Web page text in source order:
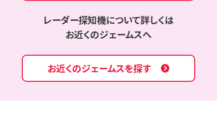
レーダー探知機について詳しくは
お近くのジェームスへ
お近くのジェームスを探す